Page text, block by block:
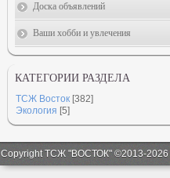
Доска объявлений
Ваши хобби и увлечения
КАТЕГОРИИ РАЗДЕЛА
ТСЖ Восток [382]
Экология [5]
Copyright ТСЖ "ВОСТОК" ©2013-2026